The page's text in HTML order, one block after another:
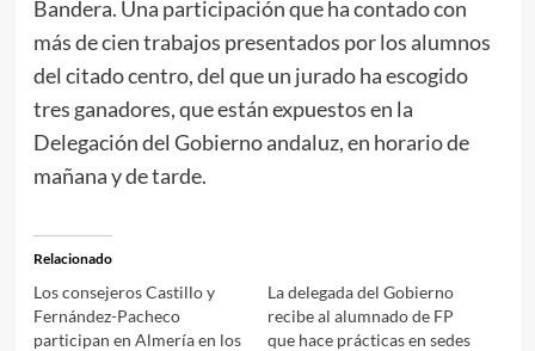
Bandera. Una participación que ha contado con
más de cien trabajos presentados por los alumnos
del citado centro, del que un jurado ha escogido
tres ganadores, que están expuestos en la
Delegación del Gobierno andaluz, en horario de
mañana y de tarde.
Relacionado
Los consejeros Castillo y
Fernández-Pacheco
participan en Almería en los
La delegada del Gobierno
recibe al alumnado de FP
que hace prácticas en sedes